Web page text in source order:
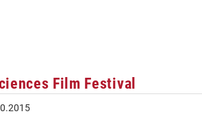
Film Festival